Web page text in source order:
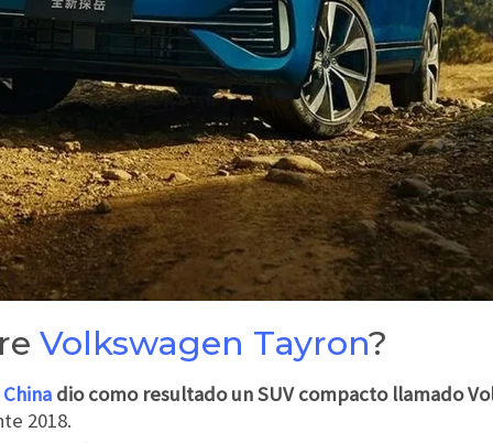
Volkswagen Tayron?
dio como resultado un SUV compacto llamado
2018.